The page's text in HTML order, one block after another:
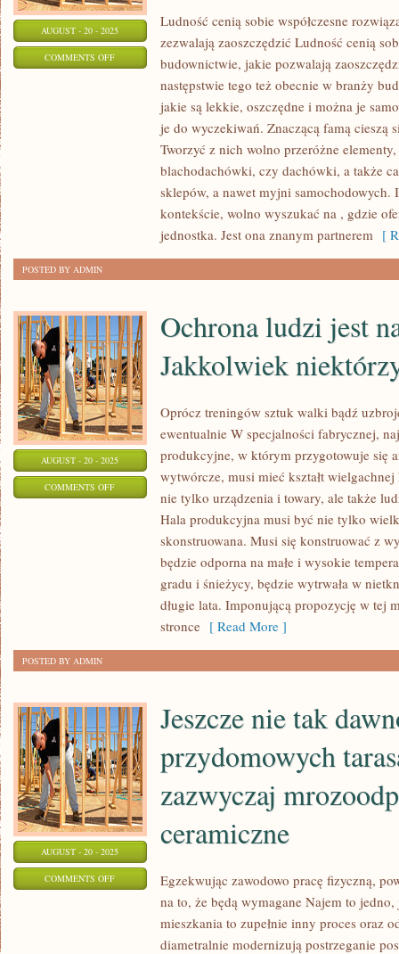
AUGUST - 20 - 2025
COMMENTS OFFON
NOWOMODNE
ROZWIĄZANIA
BUDOWNICTWIE,
ZEZWALAJĄ
ZAOSZCZĘDZIĆ
Ludność cenią sobie współczesne
zezwalają zaoszczędzić Ludność cenią
budownictwie, jakie pozwalają
następstwie tego też obecnie w branży
jakie są lekkie, oszczędne i można je
je do wyczekiwań. Znaczącą famą cieszą
Tworzyć z nich wolno przeróżne
blachodachówki, czy dachówki, a także
sklepów, a nawet myjni
kontekście, wolno wyszukać na , gdzie
jednostka. Jest ona znanym partnerem [
POSTED BY ADMIN
AUGUST - 20 - 2025
COMMENTS OFFON
Ochrona ludzi jest
Jakkolwiek
Oprócz treningów sztuk walki bądź
ewentualnie W specjalności fabrycznej,
produkcyjne, w którym przygotowuje się
wytwórcze, musi mieć kształt
nie tylko urządzenia i towary, ale także
Hala produkcyjna musi być nie tylko
skonstruowana. Musi się konstruować z
będzie odporna na małe i wysokie
gradu i śnieżycy, będzie wytrwała w
długie lata. Imponującą propozycję w tej
stronce [ Read More ]
POSTED BY ADMIN
AUGUST - 20 - 2025
COMMENTS OFFON
Jeszcze nie tak
przydomowych
zazwyczaj
ceramiczne
Egzekwując zawodowo pracę fizyczną,
na to, że będą wymagane Najem to
mieszkania to zupełnie inny proces oraz
diametralnie modernizują postrzeganie